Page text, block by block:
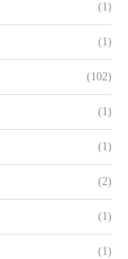
(1)
(1)
(102)
(1)
(1)
(2)
(1)
(1)